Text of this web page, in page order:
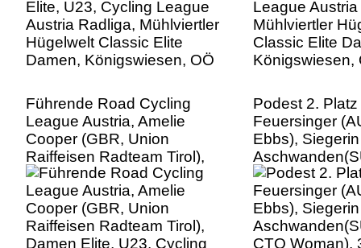
Führende Road Cycling
League Austria, Amelie
Cooper (GBR, Union
Raiffeisen Radteam Tirol),
Damen Elite, U23, Cycling
League Austria Radliga,
Mühlviertler Hügelwelt
Classic Elite Damen,
Podest 2.
Feuersinger
Ebbs),
CTO Woman),
Ventker (GER,
Cookina
RSV